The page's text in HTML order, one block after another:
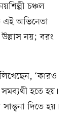
চঞ্চল
এই অভিনেতা
নয়; বরং
‘কারও
হতে হয়।
দিতে হয়।